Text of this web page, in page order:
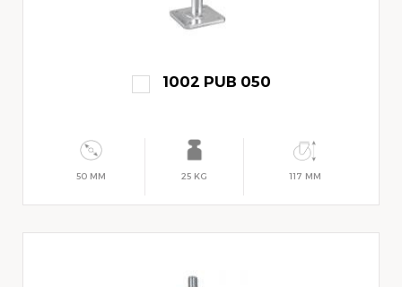
1002 PUB 050
50 MM 25 KG 117 MM